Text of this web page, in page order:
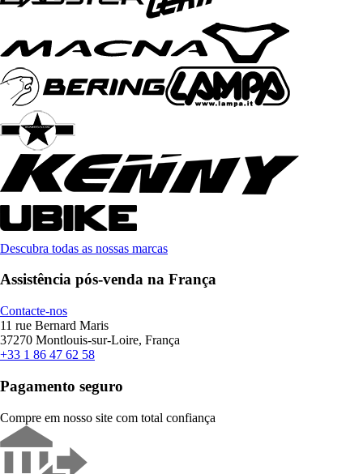
Descubra todas as nossas marcas
Assistência pós-venda na França
Contacte-nos
11 rue Bernard Maris
37270 Montlouis-sur-Loire, França
+33 1 86 47 62 58
Pagamento seguro
Compre em nosso site com total confiança